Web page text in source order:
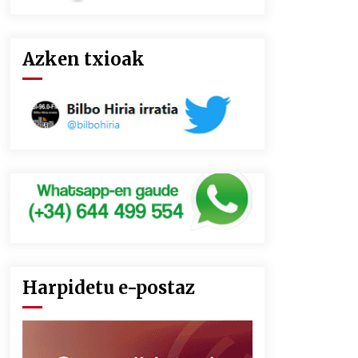
Azken txioak
Harpidetu e-postaz